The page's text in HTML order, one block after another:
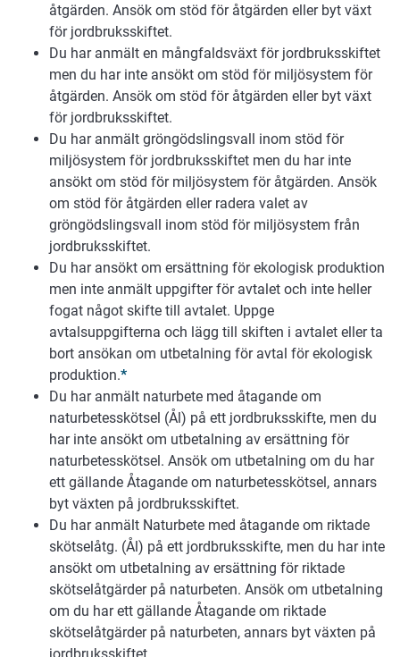
åtgärden. Ansök om stöd för åtgärden eller byt växt
för jordbruksskiftet.
Du har anmält en mångfaldsväxt för jordbruksskiftet
men du har inte ansökt om stöd för miljösystem för
åtgärden. Ansök om stöd för åtgärden eller byt växt
för jordbruksskiftet.
Du har anmält gröngödslingsvall inom stöd för
miljösystem för jordbruksskiftet men du har inte
ansökt om stöd för miljösystem för åtgärden. Ansök
om stöd för åtgärden eller radera valet av
gröngödslingsvall inom stöd för miljösystem från
jordbruksskiftet.
Du har ansökt om ersättning för ekologisk produktion
men inte anmält uppgifter för avtalet och inte heller
fogat något skifte till avtalet. Uppge
avtalsuppgifterna och lägg till skiften i avtalet eller ta
bort ansökan om utbetalning för avtal för ekologisk
produktion.*
Du har anmält naturbete med åtagande om
naturbetesskötsel (Ål) på ett jordbruksskifte, men du
har inte ansökt om utbetalning av ersättning för
naturbetesskötsel. Ansök om utbetalning om du har
ett gällande Åtagande om naturbetesskötsel, annars
byt växten på jordbruksskiftet.
Du har anmält Naturbete med åtagande om riktade
skötselåtg. (Ål) på ett jordbruksskifte, men du har inte
ansökt om utbetalning av ersättning för riktade
skötselåtgärder på naturbeten. Ansök om utbetalning
om du har ett gällande Åtagande om riktade
skötselåtgärder på naturbeten, annars byt växten på
jordbruksskiftet.